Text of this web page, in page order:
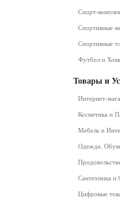
Спорт-
Спортивные
Спортивные
Футбол и
Товары и
Интернет-
Косметика и
Мебель и
Одежда.
Сантехника и
Цифровые